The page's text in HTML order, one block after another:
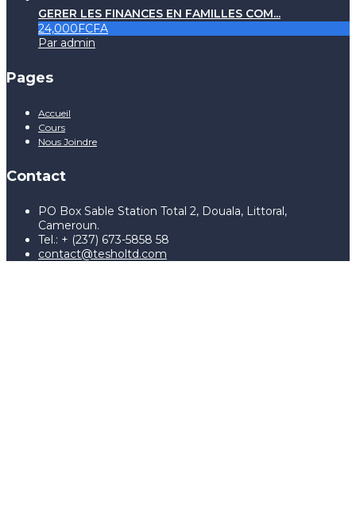
GERER LES FINANCES EN FAMILLES COM...
24,000FCFA
Par admin
Pages
Accueil
Cours
Nous Joindre
Contact
PO Box Sable Station Total 2, Douala, Littoral,
Cameroun.
Tel.: + (237) 673-5858 58
contact@tesholtd.com